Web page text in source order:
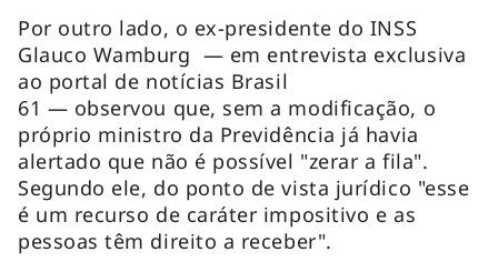
Por outro lado, o ex-presidente do INSS
Glauco Wamburg — em entrevista exclusiva
ao portal de notícias Brasil
61 — observou que, sem a modificação, o
próprio ministro da Previdência já havia
alertado que não é possível "zerar a fila".
Segundo ele, do ponto de vista jurídico "esse
é um recurso de caráter impositivo e as
pessoas têm direito a receber".